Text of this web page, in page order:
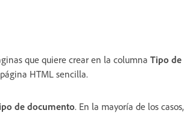
que quiere crear en la columna Tipo de
HTML sencilla.
de documento. En la mayoría de los casos,